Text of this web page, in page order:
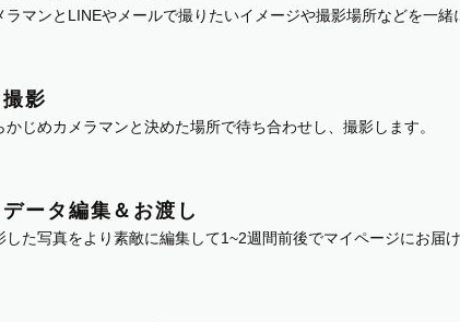
ラマンとLINEやメールで撮りたいイメージや撮影場所などを一緒
影
かじめカメラマンと決めた場所で待ち合わせし、撮影します。
ータ編集＆お渡し
した写真をより素敵に編集して1~2週間前後でマイページにお届け